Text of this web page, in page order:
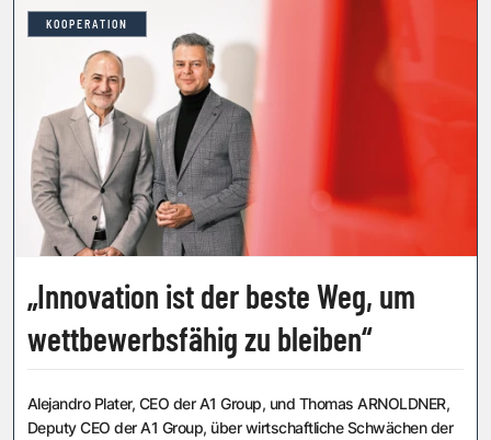
KOOPERATION
„Innovation ist der beste Weg, um
wettbewerbsfähig zu bleiben“
Alejandro Plater, CEO der A1 Group, und Thomas ARNOLDNER,
Deputy CEO der A1 Group, über wirtschaftliche Schwächen der